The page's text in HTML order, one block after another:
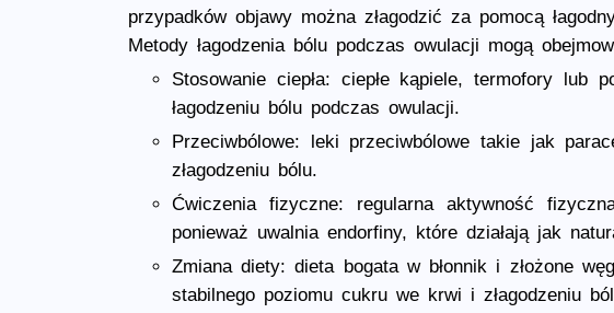
przypadków objawy można złagodzić za pomocą
Metody łagodzenia bólu podczas owulacji mogą
Stosowanie ciepła: ciepłe kąpiele, termofory lub
łagodzeniu bólu podczas owulacji.
Przeciwbólowe: leki przeciwbólowe takie jak
złagodzeniu bólu.
Ćwiczenia fizyczne: regularna aktywność
ponieważ uwalnia endorfiny, które działają jak
Zmiana diety: dieta bogata w błonnik i złożone
stabilnego poziomu cukru we krwi i złagodzeniu